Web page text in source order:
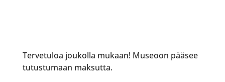
Tervetuloa joukolla mukaan! Museoon pääsee
tutustumaan maksutta.